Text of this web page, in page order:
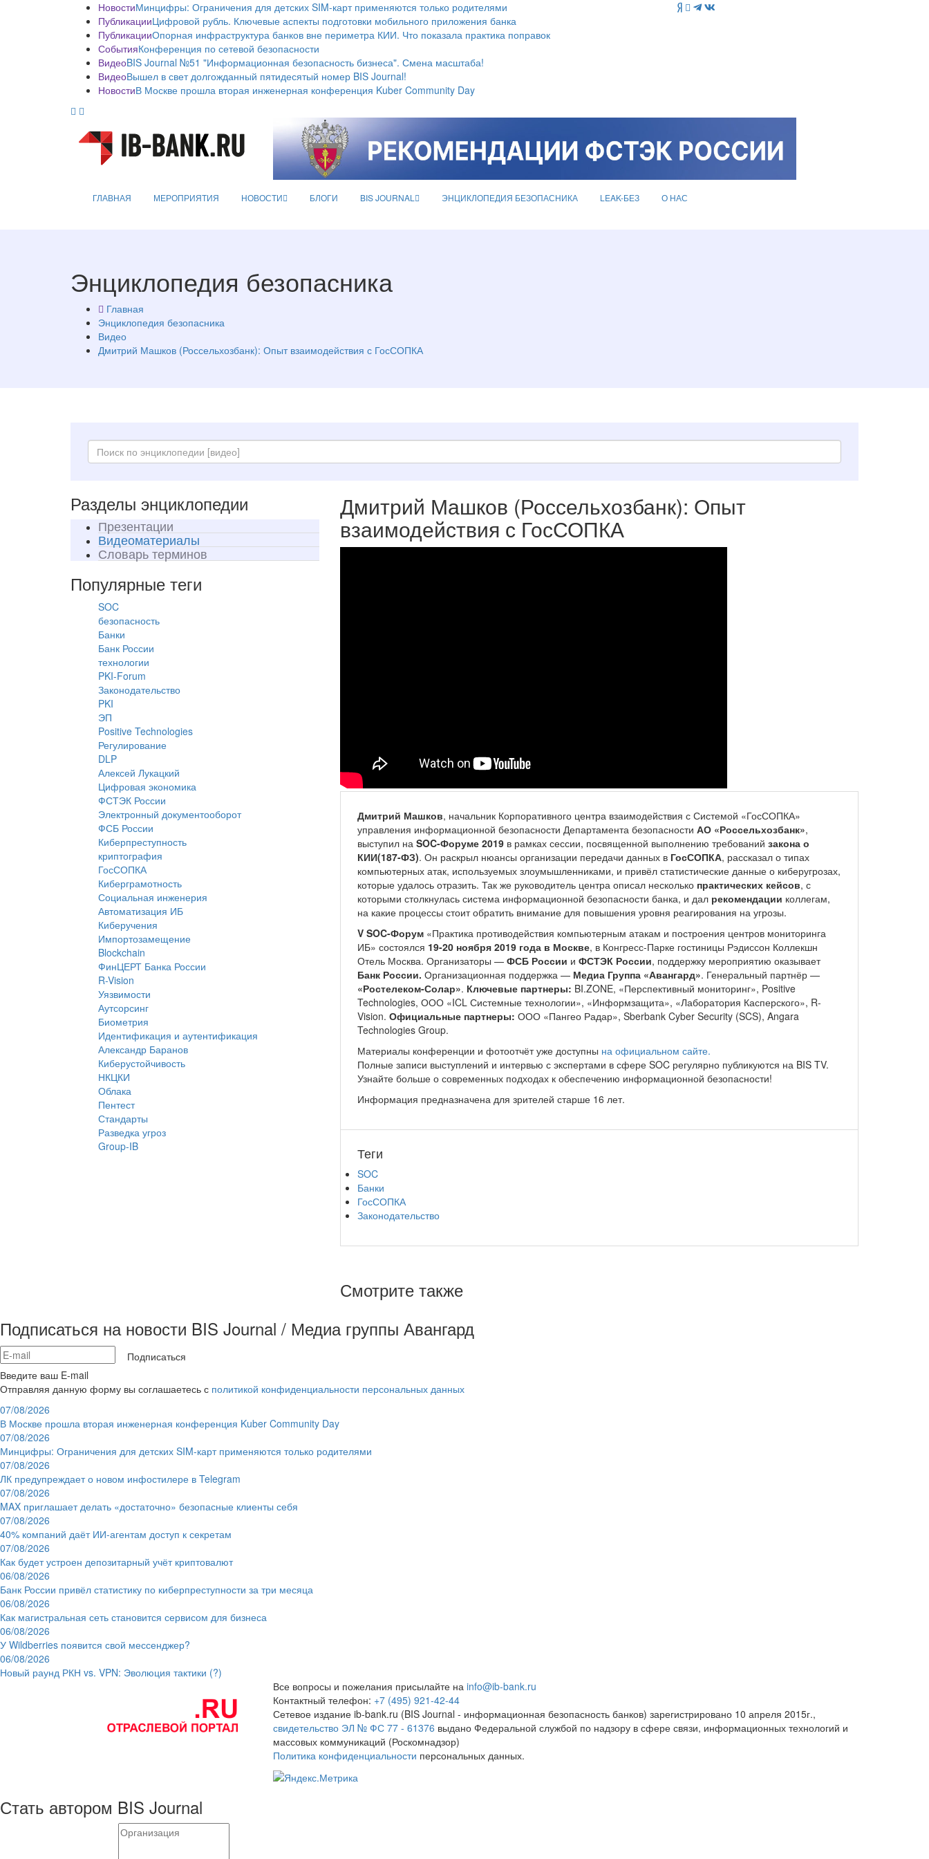
НовостиМинцифры: Ограничения для детских SIM-карт применяются только родителями
ПубликацииЦифровой рубль. Ключевые аспекты подготовки мобильного приложения банка
ПубликацииОпорная инфраструктура банков вне периметра КИИ. Что показала практика поправок
СобытияКонференция по сетевой безопасности
ВидеоBIS Journal №51 "Информационная безопасность бизнеса". Смена масштаба!
ВидеоВышел в свет долгожданный пятидесятый номер BIS Journal!
НовостиВ Москве прошла вторая инженерная конференция Kuber Community Day
ГЛАВНАЯ МЕРОПРИЯТИЯ НОВОСТИ БЛОГИ BIS JOURNAL ЭНЦИКЛОПЕДИЯ БЕЗОПАСНИКА LEAK-БЕЗ О НАС
Энциклопедия безопасника
Главная
Энциклопедия безопасника
Видео
Дмитрий Машков (Россельхозбанк): Опыт взаимодействия с ГосСОПКА
Разделы энциклопедии
Презентации
Видеоматериалы
Словарь терминов
Популярные теги
SOC
безопасность
Банки
Банк России
технологии
PKI-Forum
Законодательство
PKI
ЭП
Positive Technologies
Регулирование
DLP
Алексей Лукацкий
Цифровая экономика
ФСТЭК России
Электронный документооборот
ФСБ России
Киберпреступность
криптография
ГосСОПКА
Киберграмотность
Социальная инженерия
Автоматизация ИБ
Киберучения
Импортозамещение
Blockchain
ФинЦЕРТ Банка России
R-Vision
Уязвимости
Аутсорсинг
Биометрия
Идентификация и аутентификация
Александр Баранов
Киберустойчивость
НКЦКИ
Облака
Пентест
Стандарты
Разведка угроз
Group-IB
Дмитрий Машков (Россельхозбанк): Опыт
взаимодействия с ГосСОПКА
Дмитрий Машков, начальник Корпоративного центра взаимодействия с Системой «ГосСОПКА»
управления информационной безопасности Департамента безопасности АО «Россельхозбанк»,
выступил на SOC-Форуме 2019 в рамках сессии, посвященной выполнению требований закона о
КИИ(187-ФЗ). Он раскрыл нюансы организации передачи данных в ГосСОПКА, рассказал о типах
компьютерных атак, используемых злоумышленниками, и привёл статистические данные о киберугрозах,
которые удалось отразить. Так же руководитель центра описал несколько практических кейсов, с
которыми столкнулась система информационной безопасности банка, и дал рекомендации коллегам,
на какие процессы стоит обратить внимание для повышения уровня реагирования на угрозы.
V SOC-Форум «Практика противодействия компьютерным атакам и построения центров мониторинга
ИБ» состоялся 19-20 ноября 2019 года в Москве, в Конгресс-Парке гостиницы Рэдиссон Коллекшн
Отель Москва. Организаторы — ФСБ России и ФСТЭК России, поддержку мероприятию оказывает
Банк России. Организационная поддержка — Медиа Группа «Авангард». Генеральный партнёр —
«Ростелеком-Солар». Ключевые партнеры: BI.ZONE, «Перспективный мониторинг», Positive
Technologies, ООО «ICL Системные технологии», «Информзащита», «Лаборатория Касперского», R-
Vision. Официальные партнеры: ООО «Пангео Радар», Sberbank Cyber Security (SCS), Angara
Technologies Group.
Материалы конференции и фотоотчёт уже доступны на официальном сайте.
Полные записи выступлений и интервью с экспертами в сфере SOC регулярно публикуются на BIS TV.
Узнайте больше о современных подходах к обеспечению информационной безопасности!
Информация предназначена для зрителей старше 16 лет.
Теги
SOC
Банки
ГосСОПКА
Законодательство
Смотрите также
Подписаться на новости BIS Journal / Медиа группы Авангард
Подписаться
Введите ваш E-mail
Отправляя данную форму вы соглашаетесь с политикой конфиденциальности персональных данных
07/08/2026
В Москве прошла вторая инженерная конференция Kuber Community Day
07/08/2026
Минцифры: Ограничения для детских SIM-карт применяются только родителями
07/08/2026
ЛК предупреждает о новом инфостилере в Telegram
07/08/2026
MAX приглашает делать «достаточно» безопасные клиенты себя
07/08/2026
40% компаний даёт ИИ‑агентам доступ к секретам
07/08/2026
Как будет устроен депозитарный учёт криптовалют
06/08/2026
Банк России привёл статистику по киберпреступности за три месяца
06/08/2026
Как магистральная сеть становится сервисом для бизнеса
06/08/2026
У Wildberries появится свой мессенджер?
06/08/2026
Новый раунд РКН vs. VPN: Эволюция тактики (?)
Все вопросы и пожелания присылайте на info@ib-bank.ru
Контактный телефон: +7 (495) 921-42-44
Сетевое издание ib-bank.ru (BIS Journal - информационная безопасность банков) зарегистрировано 10 апреля 2015г.,
свидетельство ЭЛ № ФС 77 - 61376 выдано Федеральной службой по надзору в сфере связи, информационных технологий и
массовых коммуникаций (Роскомнадзор)
Политика конфиденциальности персональных данных.
Стать автором BIS Journal